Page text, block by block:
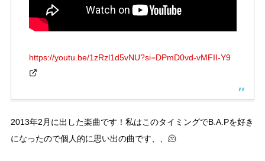
https://youtu.be/1zRzl1d5vNU?si=DPmD0vd-vMFII-Y9
2013年2月に出した楽曲です！私はこのタイミングでB.A.Pを好き
になったので個人的に思い出の曲です、、🫠